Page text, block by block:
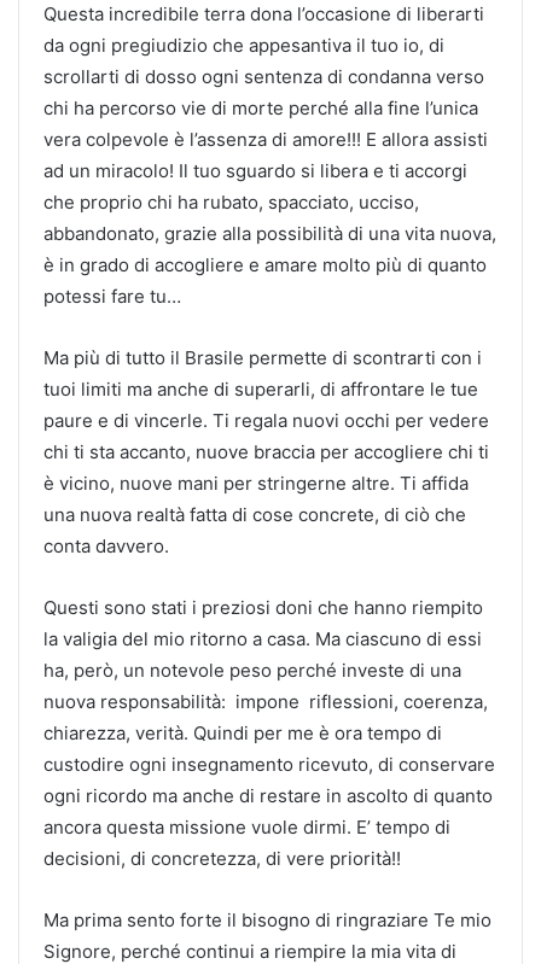
Questa incredibile terra dona l’occasione di liberarti
da ogni pregiudizio che appesantiva il tuo io, di
scrollarti di dosso ogni sentenza di condanna verso
chi ha percorso vie di morte perché alla fine l’unica
vera colpevole è l’assenza di amore!!! E allora assisti
ad un miracolo! Il tuo sguardo si libera e ti accorgi
che proprio chi ha rubato, spacciato, ucciso,
abbandonato, grazie alla possibilità di una vita nuova,
è in grado di accogliere e amare molto più di quanto
potessi fare tu…
Ma più di tutto il Brasile permette di scontrarti con i
tuoi limiti ma anche di superarli, di affrontare le tue
paure e di vincerle. Ti regala nuovi occhi per vedere
chi ti sta accanto, nuove braccia per accogliere chi ti
è vicino, nuove mani per stringerne altre. Ti affida
una nuova realtà fatta di cose concrete, di ciò che
conta davvero.
Questi sono stati i preziosi doni che hanno riempito
la valigia del mio ritorno a casa. Ma ciascuno di essi
ha, però, un notevole peso perché investe di una
nuova responsabilità: impone riflessioni, coerenza,
chiarezza, verità. Quindi per me è ora tempo di
custodire ogni insegnamento ricevuto, di conservare
ogni ricordo ma anche di restare in ascolto di quanto
ancora questa missione vuole dirmi. E’ tempo di
decisioni, di concretezza, di vere priorità!!
Ma prima sento forte il bisogno di ringraziare Te mio
Signore, perché continui a riempire la mia vita di